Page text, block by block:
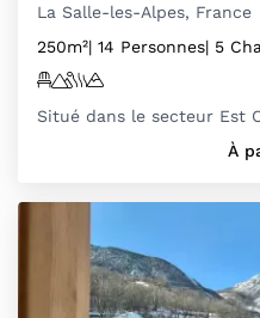
La Salle-les-Alpes, France
250m²| 14 Personnes| 5
Situé dans le secteur Est
À